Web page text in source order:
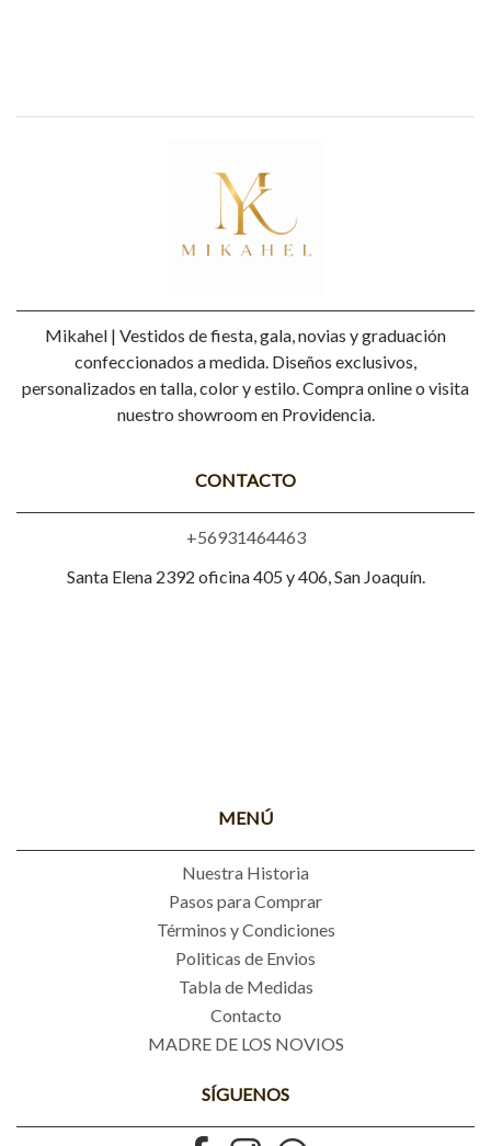
Mikahel | Vestidos de fiesta, gala, novias y graduación
confeccionados a medida. Diseños exclusivos,
personalizados en talla, color y estilo. Compra online o visita
nuestro showroom en Providencia.
CONTACTO
+56931464463
Santa Elena 2392 oficina 405 y 406, San Joaquín.
MENÚ
Nuestra Historia
Pasos para Comprar
Términos y Condiciones
Politicas de Envios
Tabla de Medidas
Contacto
MADRE DE LOS NOVIOS
SÍGUENOS